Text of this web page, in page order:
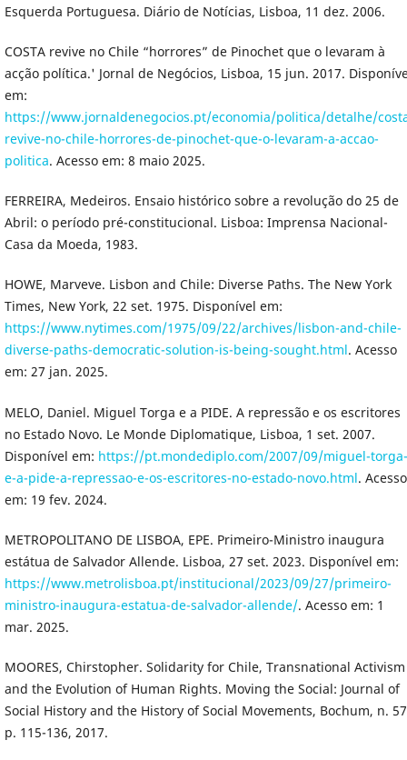
Esquerda Portuguesa. Diário de Notícias, Lisboa, 11 dez. 2006.
COSTA revive no Chile “horrores” de Pinochet que o levaram à
acção política.' Jornal de Negócios, Lisboa, 15 jun. 2017.
em:
https://www.jornaldenegocios.pt/economia/politica/detalhe/
revive-no-chile-horrores-de-pinochet-que-o-levaram-a-accao-
politica. Acesso em: 8 maio 2025.
FERREIRA, Medeiros. Ensaio histórico sobre a revolução do 25 de
Abril: o período pré-constitucional. Lisboa: Imprensa Nacional-
Casa da Moeda, 1983.
HOWE, Marveve. Lisbon and Chile: Diverse Paths. The New York
Times, New York, 22 set. 1975. Disponível em:
https://www.nytimes.com/1975/09/22/archives/lisbon-and-chile-
diverse-paths-democratic-solution-is-being-sought.html. Acesso
em: 27 jan. 2025.
MELO, Daniel. Miguel Torga e a PIDE. A repressão e os escritores
no Estado Novo. Le Monde Diplomatique, Lisboa, 1 set. 2007.
Disponível em: https://pt.mondediplo.com/2007/09/miguel-torga-
e-a-pide-a-repressao-e-os-escritores-no-estado-novo.html. Acesso
em: 19 fev. 2024.
METROPOLITANO DE LISBOA, EPE. Primeiro-Ministro inaugura
estátua de Salvador Allende. Lisboa, 27 set. 2023. Disponível em:
https://www.metrolisboa.pt/institucional/2023/09/27/primeiro-
ministro-inaugura-estatua-de-salvador-allende/. Acesso em: 1
mar. 2025.
MOORES, Chirstopher. Solidarity for Chile, Transnational Activism
and the Evolution of Human Rights. Moving the Social: Journal of
Social History and the History of Social Movements, Bochum, n.
p. 115-136, 2017.